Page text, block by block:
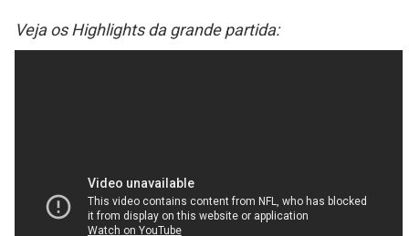
Veja os Highlights da grande partida: